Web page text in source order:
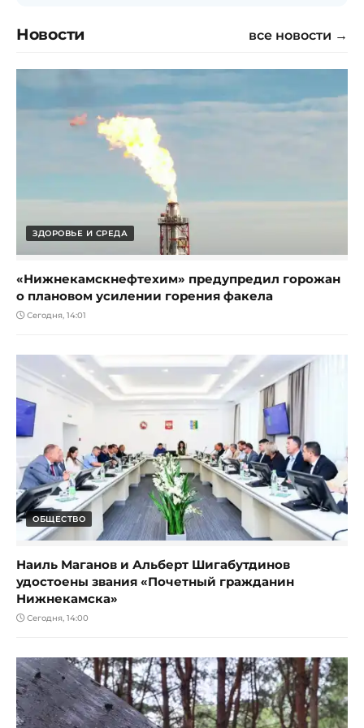
Новости все новости →
ЗДОРОВЬЕ И СРЕДА
«Нижнекамскнефтехим» предупредил горожан
о плановом усилении горения факела
Сегодня, 14:01
ОБЩЕСТВО
Наиль Маганов и Альберт Шигабутдинов
удостоены звания «Почетный гражданин
Нижнекамска»
Сегодня, 14:00